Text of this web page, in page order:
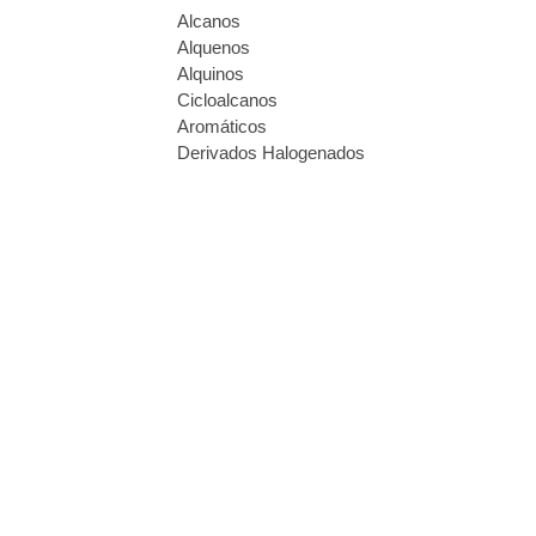
Alcanos
Alquenos
Alquinos
Cicloalcanos
Aromáticos
Derivados Halogenados